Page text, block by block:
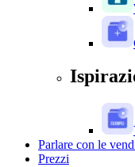
Parlare con le
Prezzi